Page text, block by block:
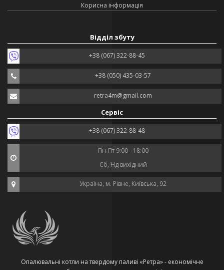
Корисна інформація
Відділ збуту
+38 (067) 322-88-45
+38 (050) 435-03-57
retra4m@gmail.com
Сервіс
+38 (067) 322-88-48
Пн-Пт 9:00 - 18:00
Сб, Нд вихідний
Україна, м. Рівне, Київська, 92
Опалювальні котли на твердому паливі «Ретра» - економічне